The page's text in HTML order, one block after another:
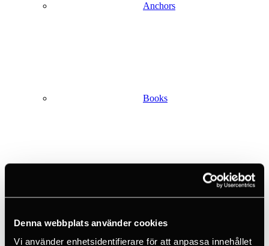
Denna webbplats använder cookies
Vi använder enhetsidentifierare för att anpassa innehållet
Anchors
Books